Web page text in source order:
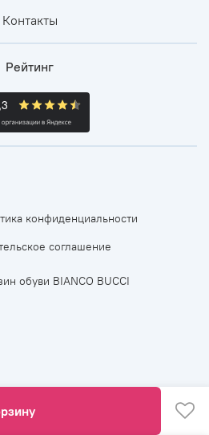
Контакты
Рейтинг
конфиденциальности
соглашение
обуви BIANCO BUCCI